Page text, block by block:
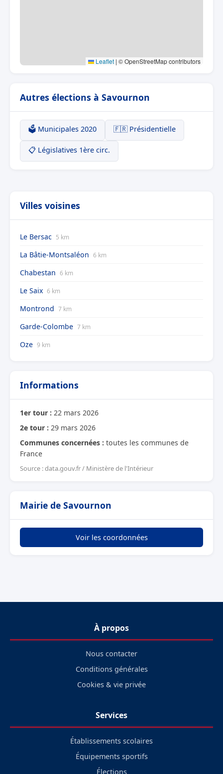
Leaflet | © OpenStreetMap contributors
Autres élections à Savournon
🗳️ Municipales 2020 🇫🇷 Présidentielle
📋 Législatives 1ère circ.
Villes voisines
Le Bersac 5 km
La Bâtie-Montsaléon 6 km
Chabestan 6 km
Le Saix 6 km
Montrond 7 km
Garde-Colombe 7 km
Oze 9 km
Informations
1er tour : 22 mars 2026
2e tour : 29 mars 2026
Communes concernées : toutes les communes de
France
Source : data.gouv.fr / Ministère de l'Intérieur
Mairie de Savournon
Voir les coordonnées
À propos
Nous contacter
Conditions générales
Cookies & vie privée
Services
Établissements scolaires
Équipements sportifs
Élections